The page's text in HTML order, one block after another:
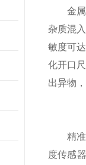
金属异
杂质混
敏度可
化开口
出异物
精准称
度传感